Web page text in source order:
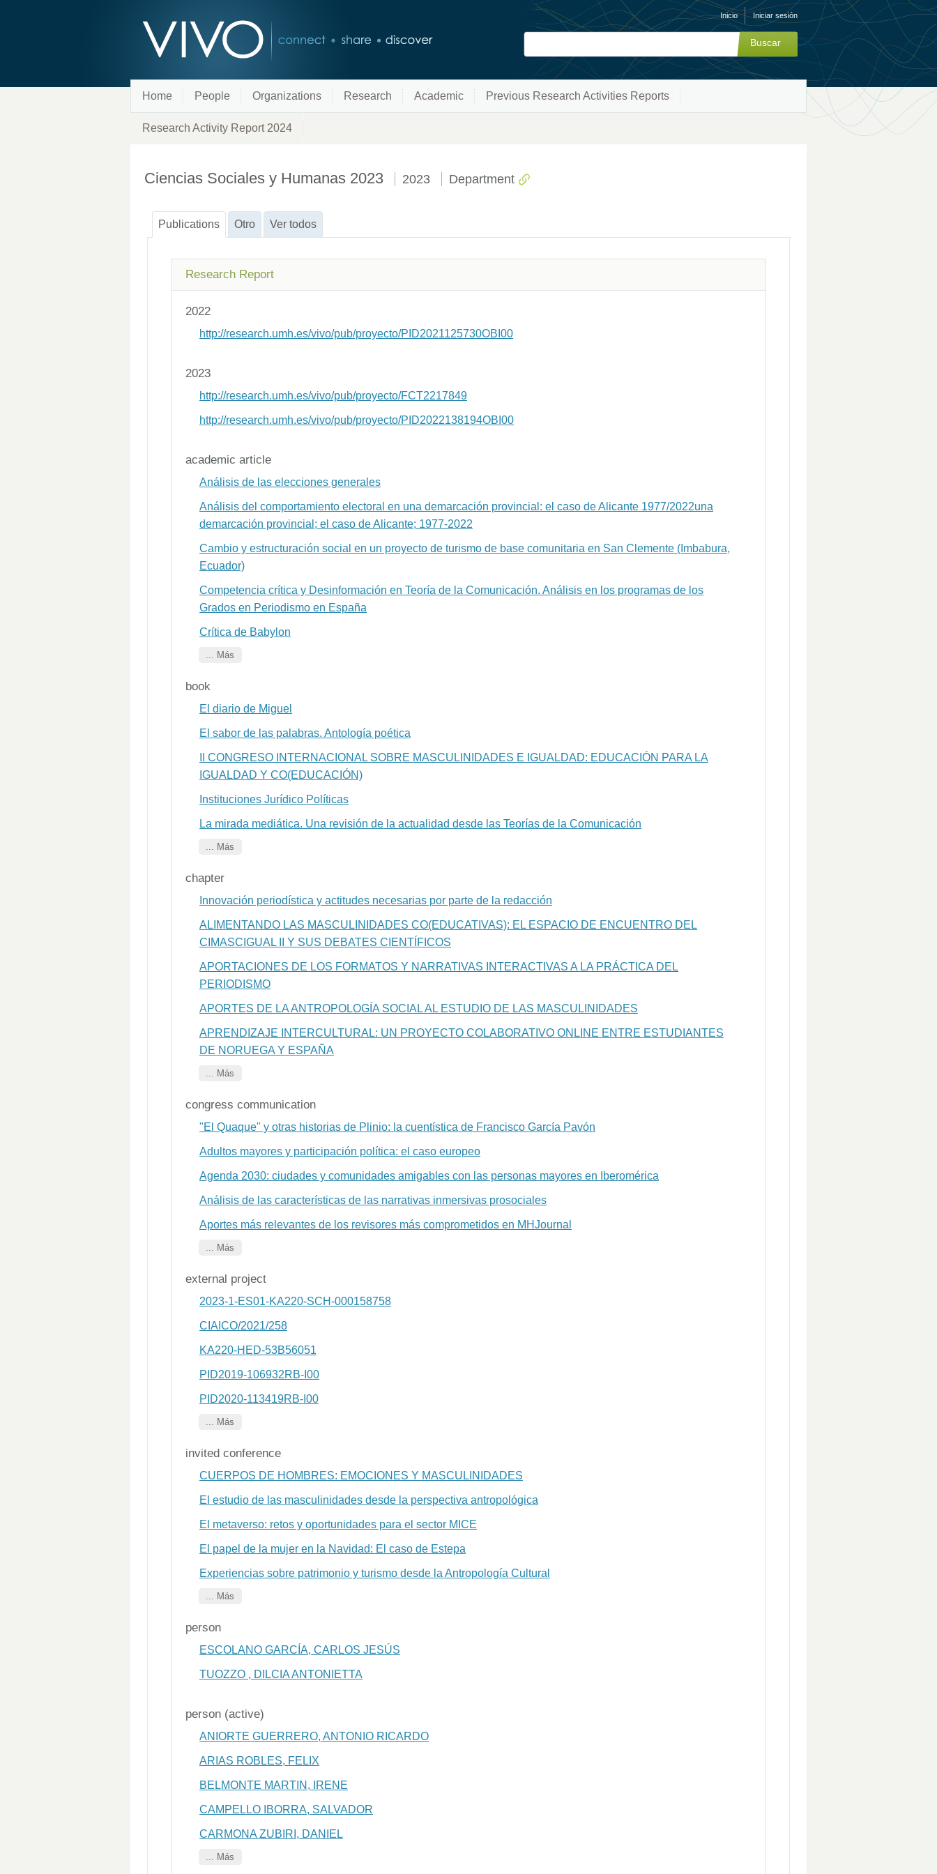
Inicio Iniciar sesión
Home People Organizations Research Academic Previous Research Activities Reports
Research Activity Report 2024
Ciencias Sociales y Humanas 2023 2023 Department
Publications Otro Ver todos
Research Report
2022
http://research.umh.es/vivo/pub/proyecto/PID2021125730OBI00
2023
http://research.umh.es/vivo/pub/proyecto/FCT2217849
http://research.umh.es/vivo/pub/proyecto/PID2022138194OBI00
academic article
Análisis de las elecciones generales
Análisis del comportamiento electoral en una demarcación provincial: el caso de Alicante 1977/2022una
demarcación provincial; el caso de Alicante; 1977-2022
Cambio y estructuración social en un proyecto de turismo de base comunitaria en San Clemente (Imbabura,
Ecuador)
Competencia crítica y Desinformación en Teoría de la Comunicación. Análisis en los programas de los
Grados en Periodismo en España
Crítica de Babylon
... Más
book
El diario de Miguel
El sabor de las palabras. Antología poética
II CONGRESO INTERNACIONAL SOBRE MASCULINIDADES E IGUALDAD: EDUCACIÓN PARA LA
IGUALDAD Y CO(EDUCACIÓN)
Instituciones Jurídico Políticas
La mirada mediática. Una revisión de la actualidad desde las Teorías de la Comunicación
... Más
chapter
Innovación periodística y actitudes necesarias por parte de la redacción
ALIMENTANDO LAS MASCULINIDADES CO(EDUCATIVAS): EL ESPACIO DE ENCUENTRO DEL
CIMASCIGUAL II Y SUS DEBATES CIENTÍFICOS
APORTACIONES DE LOS FORMATOS Y NARRATIVAS INTERACTIVAS A LA PRÁCTICA DEL
PERIODISMO
APORTES DE LA ANTROPOLOGÍA SOCIAL AL ESTUDIO DE LAS MASCULINIDADES
APRENDIZAJE INTERCULTURAL: UN PROYECTO COLABORATIVO ONLINE ENTRE ESTUDIANTES
DE NORUEGA Y ESPAÑA
... Más
congress communication
"El Quaque" y otras historias de Plinio: la cuentística de Francisco García Pavón
Adultos mayores y participación política: el caso europeo
Agenda 2030: ciudades y comunidades amigables con las personas mayores en Iberomérica
Análisis de las características de las narrativas inmersivas prosociales
Aportes más relevantes de los revisores más comprometidos en MHJournal
... Más
external project
2023-1-ES01-KA220-SCH-000158758
CIAICO/2021/258
KA220-HED-53B56051
PID2019-106932RB-I00
PID2020-113419RB-I00
... Más
invited conference
CUERPOS DE HOMBRES: EMOCIONES Y MASCULINIDADES
El estudio de las masculinidades desde la perspectiva antropológica
El metaverso: retos y oportunidades para el sector MICE
El papel de la mujer en la Navidad: El caso de Estepa
Experiencias sobre patrimonio y turismo desde la Antropología Cultural
... Más
person
ESCOLANO GARCÍA, CARLOS JESÚS
TUOZZO , DILCIA ANTONIETTA
person (active)
ANIORTE GUERRERO, ANTONIO RICARDO
ARIAS ROBLES, FELIX
BELMONTE MARTIN, IRENE
CAMPELLO IBORRA, SALVADOR
CARMONA ZUBIRI, DANIEL
... Más